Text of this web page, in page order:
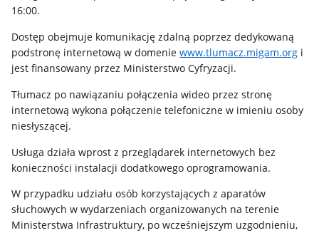
16:00.
Dostęp obejmuje komunikację zdalną poprzez dedykowaną
podstronę internetową w domeniewww.tlumacz.migam.org i
jest finansowany przez Ministerstwo Cyfryzacji.
Tłumacz po nawiązaniu połączenia wideo przez stronę
internetową wykona połączenie telefoniczne w imieniu osoby
niesłyszącej.
Usługa działa wprost z przeglądarek internetowych bez
konieczności instalacji dodatkowego oprogramowania.
W przypadku udziału osób korzystających z aparatów
słuchowych w wydarzeniach organizowanych na terenie
Ministerstwa Infrastruktury, po wcześniejszym uzgodnieniu,